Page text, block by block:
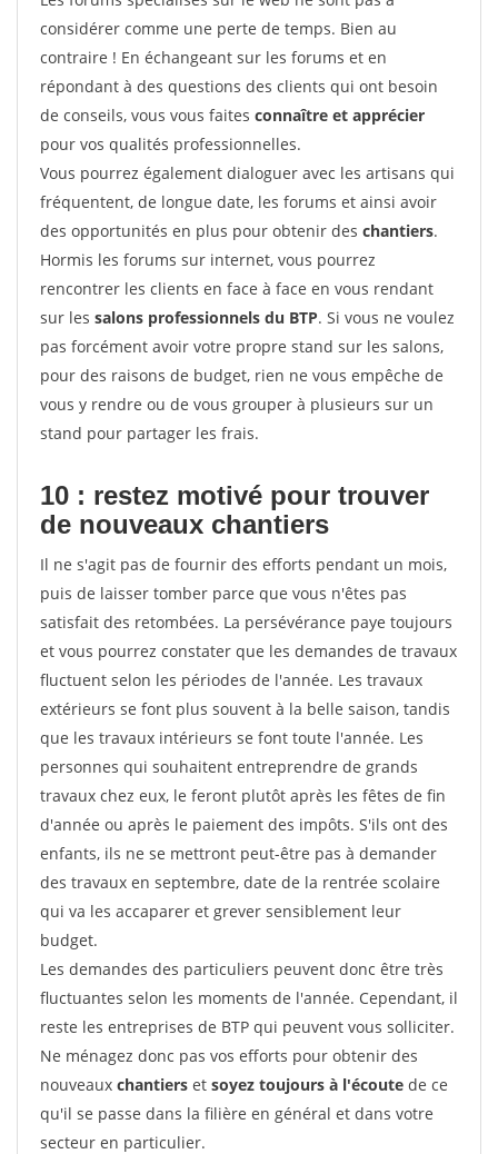
considérer comme une perte de temps. Bien au
contraire ! En échangeant sur les forums et en
répondant à des questions des clients qui ont besoin
de conseils, vous vous faites connaître et apprécier
pour vos qualités professionnelles.
Vous pourrez également dialoguer avec les artisans qui
fréquentent, de longue date, les forums et ainsi avoir
des opportunités en plus pour obtenir des chantiers.
Hormis les forums sur internet, vous pourrez
rencontrer les clients en face à face en vous rendant
sur les salons professionnels du BTP. Si vous ne voulez
pas forcément avoir votre propre stand sur les salons,
pour des raisons de budget, rien ne vous empêche de
vous y rendre ou de vous grouper à plusieurs sur un
stand pour partager les frais.
10 : restez motivé pour trouver
de nouveaux chantiers
Il ne s'agit pas de fournir des efforts pendant un mois,
puis de laisser tomber parce que vous n'êtes pas
satisfait des retombées. La persévérance paye toujours
et vous pourrez constater que les demandes de travaux
fluctuent selon les périodes de l'année. Les travaux
extérieurs se font plus souvent à la belle saison, tandis
que les travaux intérieurs se font toute l'année. Les
personnes qui souhaitent entreprendre de grands
travaux chez eux, le feront plutôt après les fêtes de fin
d'année ou après le paiement des impôts. S'ils ont des
enfants, ils ne se mettront peut-être pas à demander
des travaux en septembre, date de la rentrée scolaire
qui va les accaparer et grever sensiblement leur
budget.
Les demandes des particuliers peuvent donc être très
fluctuantes selon les moments de l'année. Cependant, il
reste les entreprises de BTP qui peuvent vous solliciter.
Ne ménagez donc pas vos efforts pour obtenir des
nouveaux chantiers et soyez toujours à l'écoute de ce
qu'il se passe dans la filière en général et dans votre
secteur en particulier.